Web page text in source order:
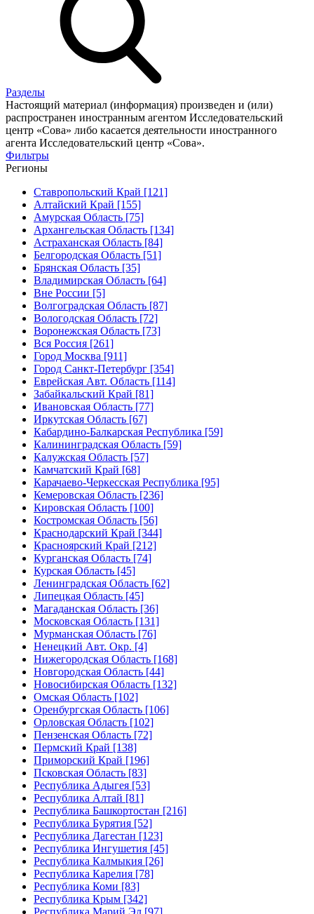
Разделы
Настоящий материал (информация) произведен и (или)
распространен иностранным агентом Исследовательский
центр «Сова» либо касается деятельности иностранного
агента Исследовательский центр «Сова».
Фильтры
Регионы
Ставропольский Край [121]
Алтайский Край [155]
Амурская Область [75]
Архангельская Область [134]
Астраханская Область [84]
Белгородская Область [51]
Брянская Область [35]
Владимирская Область [64]
Вне России [5]
Волгоградская Область [87]
Вологодская Область [72]
Воронежская Область [73]
Вся Россия [261]
Город Москва [911]
Город Санкт-Петербург [354]
Еврейская Авт. Область [114]
Забайкальский Край [81]
Ивановская Область [77]
Иркутская Область [67]
Кабардино-Балкарская Республика [59]
Калининградская Область [59]
Калужская Область [57]
Камчатский Край [68]
Карачаево-Черкесская Республика [95]
Кемеровская Область [236]
Кировская Область [100]
Костромская Область [56]
Краснодарский Край [344]
Красноярский Край [212]
Курганская Область [74]
Курская Область [45]
Ленинградская Область [62]
Липецкая Область [45]
Магаданская Область [36]
Московская Область [131]
Мурманская Область [76]
Ненецкий Авт. Окр. [4]
Нижегородская Область [168]
Новгородская Область [44]
Новосибирская Область [132]
Омская Область [102]
Оренбургская Область [106]
Орловская Область [102]
Пензенская Область [72]
Пермский Край [138]
Приморский Край [196]
Псковская Область [83]
Республика Адыгея [53]
Республика Алтай [81]
Республика Башкортостан [216]
Республика Бурятия [52]
Республика Дагестан [123]
Республика Ингушетия [45]
Республика Калмыкия [26]
Республика Карелия [78]
Республика Коми [83]
Республика Крым [342]
Республика Марий Эл [97]